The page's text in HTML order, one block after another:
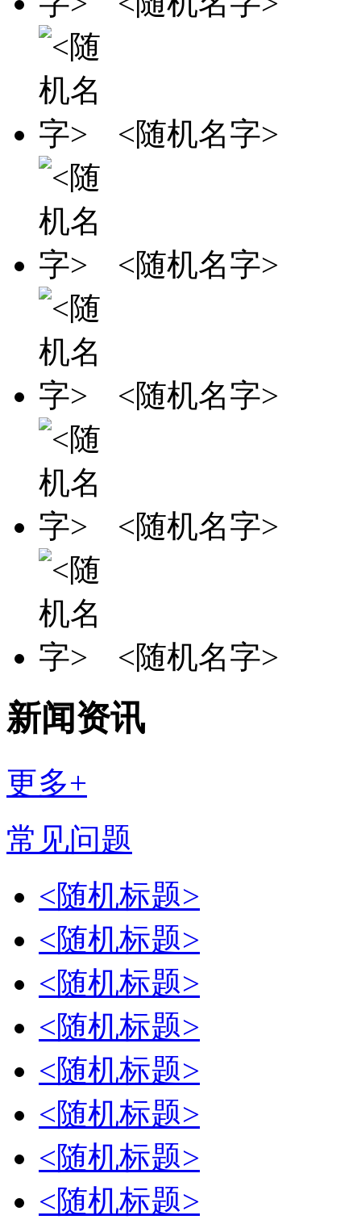
<随机名字>
<随机名字>
<随机名字>
<随机名字>
<随机名字>
新闻资讯
更多+
常见问题
<随机标题>
<随机标题>
<随机标题>
<随机标题>
<随机标题>
<随机标题>
<随机标题>
<随机标题>